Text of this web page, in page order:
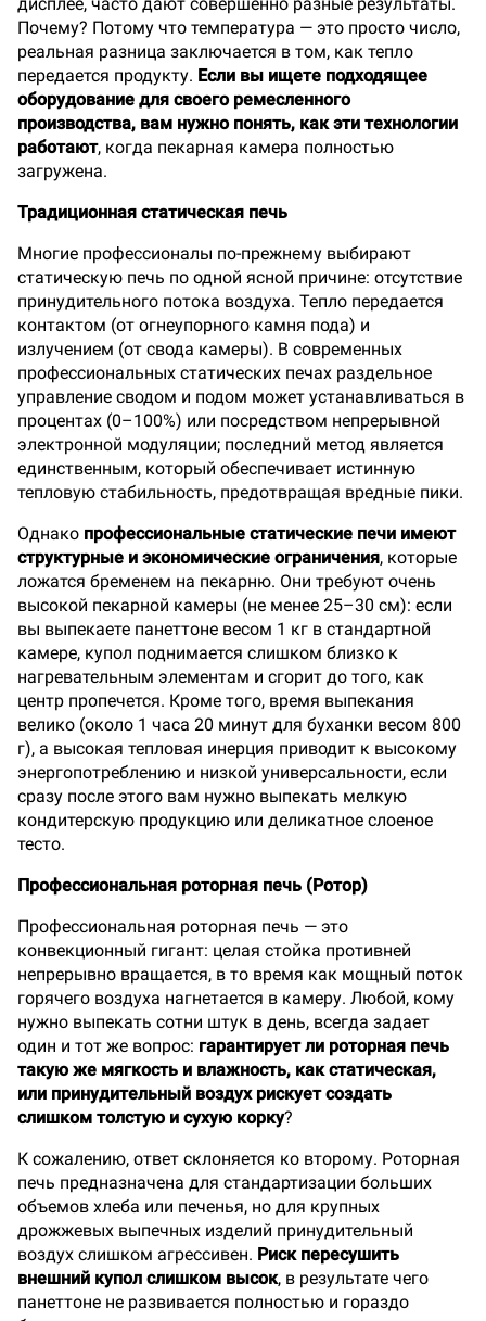
Почему? Потому что температура — это просто число,
реальная разница заключается в том, как тепло
передается продукту. Если вы ищете подходящее
оборудование для своего ремесленного
производства, вам нужно понять, как эти технологии
работают, когда пекарная камера полностью
загружена.
Традиционная статическая печь
Многие профессионалы по-прежнему выбирают
статическую печь по одной ясной причине: отсутствие
принудительного потока воздуха. Тепло передается
контактом (от огнеупорного камня пода) и
излучением (от свода камеры). В современных
профессиональных статических печах раздельное
управление сводом и подом может устанавливаться в
процентах (0–100%) или посредством непрерывной
электронной модуляции; последний метод является
единственным, который обеспечивает истинную
тепловую стабильность, предотвращая вредные пики.
Однако профессиональные статические печи имеют
структурные и экономические ограничения, которые
ложатся бременем на пекарню. Они требуют очень
высокой пекарной камеры (не менее 25–30 см): если
вы выпекаете панеттоне весом 1 кг в стандартной
камере, купол поднимается слишком близко к
нагревательным элементам и сгорит до того, как
центр пропечется. Кроме того, время выпекания
велико (около 1 часа 20 минут для буханки весом 800
г), а высокая тепловая инерция приводит к высокому
энергопотреблению и низкой универсальности, если
сразу после этого вам нужно выпекать мелкую
кондитерскую продукцию или деликатное слоеное
тесто.
Профессиональная роторная печь (Ротор)
Профессиональная роторная печь — это
конвекционный гигант: целая стойка противней
непрерывно вращается, в то время как мощный поток
горячего воздуха нагнетается в камеру. Любой, кому
нужно выпекать сотни штук в день, всегда задает
один и тот же вопрос: гарантирует ли роторная печь
такую же мягкость и влажность, как статическая,
или принудительный воздух рискует создать
слишком толстую и сухую корку?
К сожалению, ответ склоняется ко второму. Роторная
печь предназначена для стандартизации больших
объемов хлеба или печенья, но для крупных
дрожжевых выпечных изделий принудительный
воздух слишком агрессивен. Риск пересушить
внешний купол слишком высок, в результате чего
панеттоне не развивается полностью и гораздо